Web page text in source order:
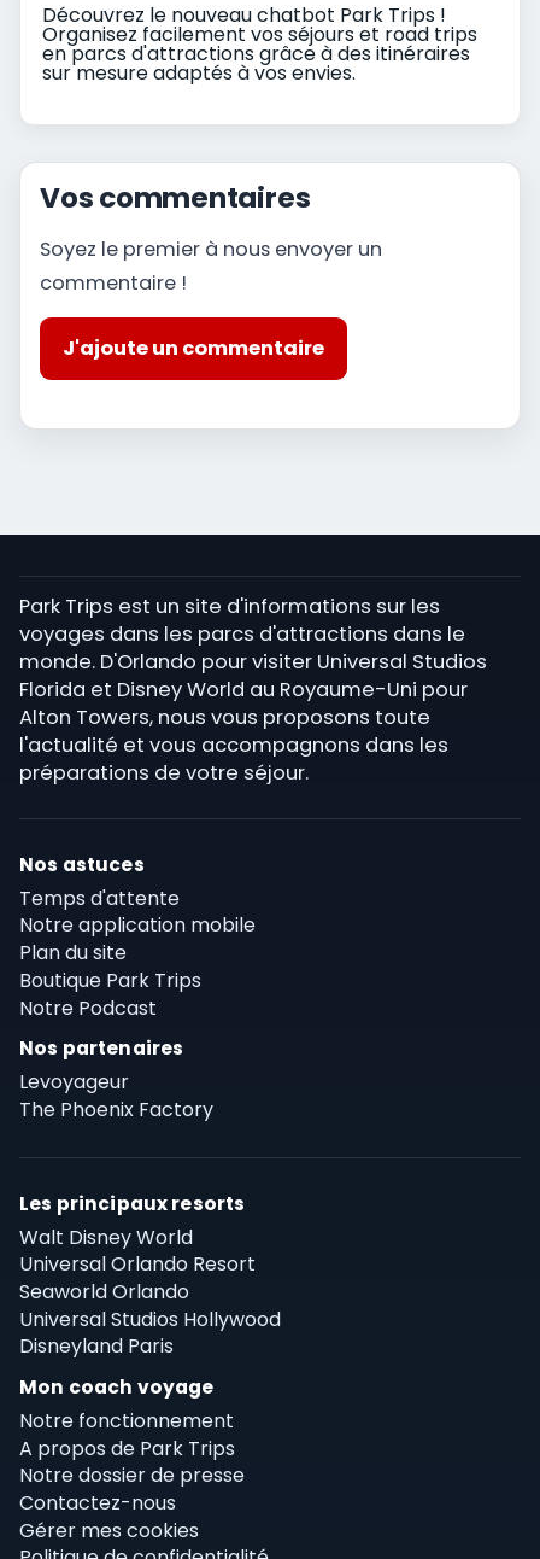
Découvrez le nouveau chatbot Park Trips !
Organisez facilement vos séjours et road trips
en parcs d'attractions grâce à des itinéraires
sur mesure adaptés à vos envies.
Vos commentaires
Soyez le premier à nous envoyer un
commentaire !
J'ajoute un commentaire
Park Trips est un site d'informations sur les
voyages dans les parcs d'attractions dans le
monde. D'Orlando pour visiter Universal Studios
Florida et Disney World au Royaume-Uni pour
Alton Towers, nous vous proposons toute
l'actualité et vous accompagnons dans les
préparations de votre séjour.
Nos astuces
Temps d'attente
Notre application mobile
Plan du site
Boutique Park Trips
Notre Podcast
Nos partenaires
Levoyageur
The Phoenix Factory
Les principaux resorts
Walt Disney World
Universal Orlando Resort
Seaworld Orlando
Universal Studios Hollywood
Disneyland Paris
Mon coach voyage
Notre fonctionnement
A propos de Park Trips
Notre dossier de presse
Contactez-nous
Gérer mes cookies